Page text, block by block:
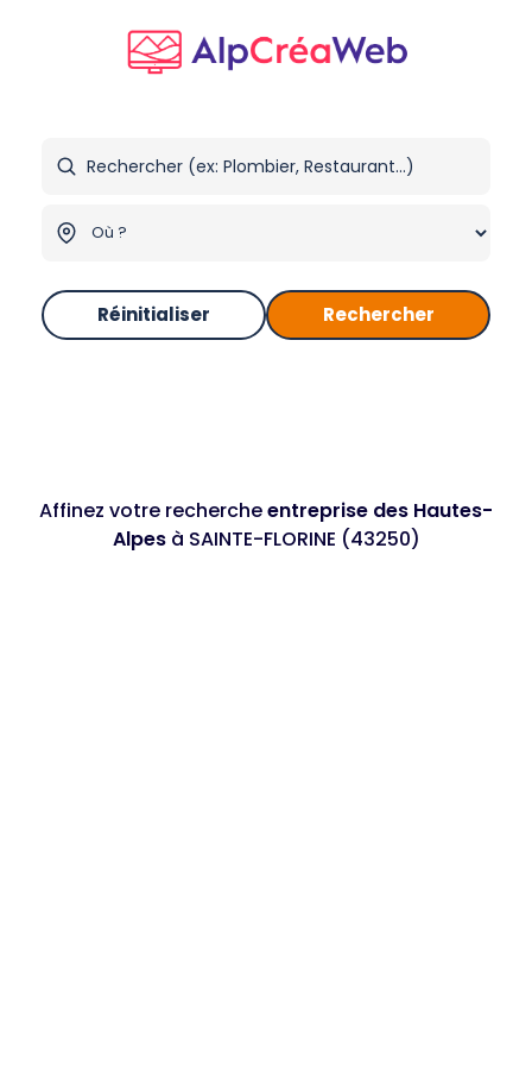
Réinitialiser Rechercher
Affinez votre rechercheentreprise des Hautes-
Alpesà SAINTE-FLORINE (43250)